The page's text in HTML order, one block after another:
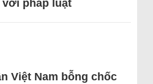
pháp luật
Việt Nam bỗng chốc